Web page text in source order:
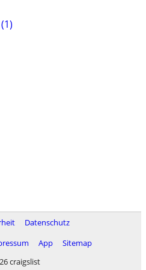
Datenschutz
App
Sitemap
craigslist